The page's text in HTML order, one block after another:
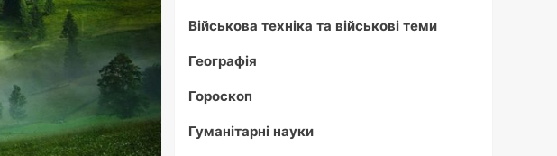
Військова техніка та військові теми
Географія
Гороскоп
Гуманітарні науки